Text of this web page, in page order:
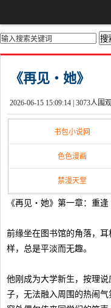
你的位置： 首页>都市激情
《再见・她》
2026-06-15 15:09:14 | 3073人围观
书包小说网
色色漫画
禁漫天堂
《再见・她》第一章：重逢
前缘坐在图书馆的角落，
样，总是平淡而无趣。
他刚成为大学新生，按理
子，无法融入周围的热闹气